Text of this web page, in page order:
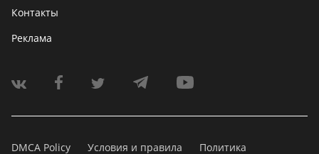
Контакты
Реклама
DMCA Policy Условия и правила Политика